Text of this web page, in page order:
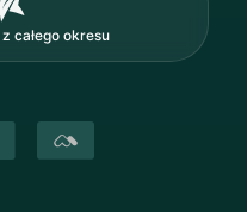
z całego okresu